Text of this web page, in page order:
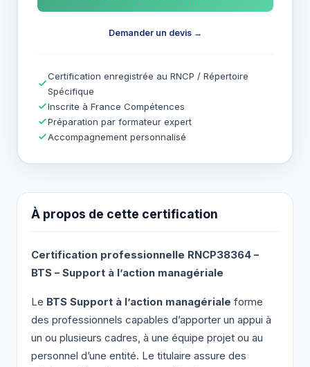
À propos de cette certification
Certification professionnelle RNCP38364 –
BTS – Support à l’action managériale
Le BTS Support à l’action managériale forme
des professionnels capables d’apporter un appui à
un ou plusieurs cadres, à une équipe projet ou au
personnel d’une entité. Le titulaire assure des
Demander un devis →
Certification enregistrée au RNCP / Répertoire
Spécifique
Inscrite à France Compétences
Préparation par formateur expert
Accompagnement personnalisé